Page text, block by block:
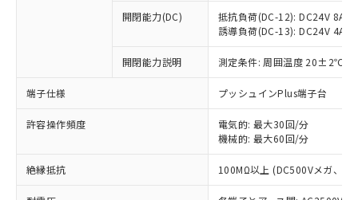
開閉能力(DC)
抵抗負荷(DC-12): DC24V 8A/
誘導負荷(DC-13): DC24V 4A/
開閉能力説明 測定条件: 周囲温度 20±2℃、
端子仕様 プッシュインPlus端子台
許容操作頻度
電気的: 最大30回/分
機械的: 最大60回/分
絶縁抵抗 100MΩ以上 (DC500Vメガ、点
本サービスは、当社制御機器事業取扱
商品の当社在庫状況および標準価格
(税抜)を提供させていただくもので
本サービスの対象外となる商品もある
ことをご了承ください。
在庫状況および標準価格照会結果は、
記載している更新日時点での社内デー
タに基づき作成されるものであり、閲
覧された時点での実際の在庫および標
調査・確認中：EU RoHS指令（10物質）の
非含有の対応状況を調査中または確認中の
非該当品：ライセンス料など無形物で、有
害物質有無と関係のない商品です。
仕入先様の事情により、非含有部品として
いたものが、含有品と判明した場合などや
むを得ず変更することがあります。
鉛(Pb) 1000ppm以下、 水銀(Hg) 1000ppm以下、 カド
六価クロム(Cr(Ⅵ)) 1000ppm以下、ポリ臭化ビフェニル
※1 中国RoHS○×表
「○」：最大均質材料含有率が中国RoHSの
基準値以下であることを示します。
「×」：最大均質材料含有率が中国RoHSの
基準値を超えていることを示します。
「－」：未確認です。当社販売部門へお問
*中国RoHS10物質の基準値 (GB/T26572)：
Pb(鉛) :1000ppm、 Hg(水銀) : 1000ppm、 Cd(カドミウ
当社は、これら貴社製品のうち、外国
為替および外国貿易法に定める商品
（以下｢規制貨物等」という）を輸出
または国外への提供する場合は、日本
国政府の輸出許可(または役務取引許
可)を取得するなどの必要な手続きを